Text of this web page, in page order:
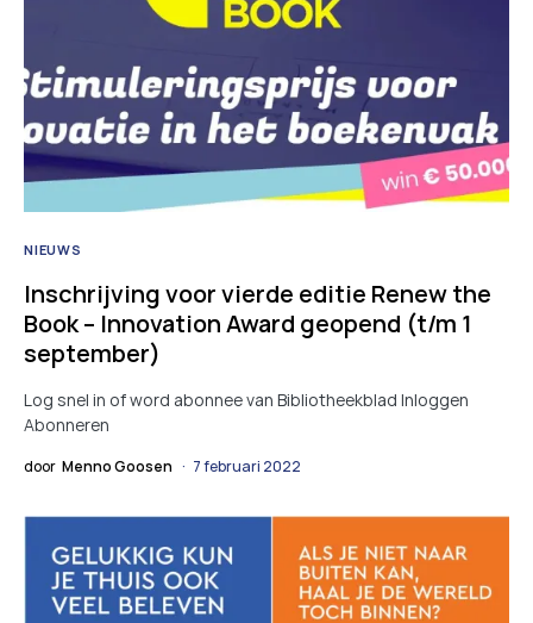
NIEUWS
Inschrijving voor vierde editie Renew the
Book – Innovation Award geopend (t/m 1
september)
Log snel in of word abonnee van Bibliotheekblad Inloggen
Abonneren
door Menno Goosen 7 februari 2022